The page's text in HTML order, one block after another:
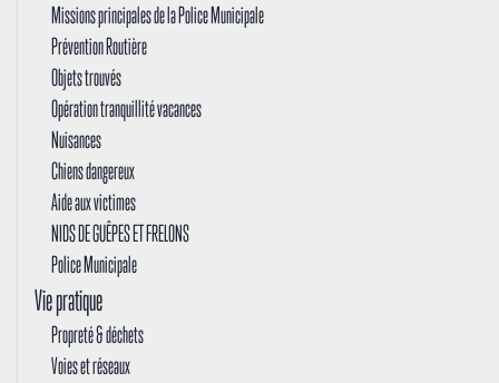
Missions principales de la Police Municipale
Prévention Routière
Objets trouvés
Opération tranquillité vacances
Nuisances
Chiens dangereux
Aide aux victimes
NIDS DE GUÊPES ET FRELONS
Police Municipale
Vie pratique
Propreté & déchets
Voies et réseaux